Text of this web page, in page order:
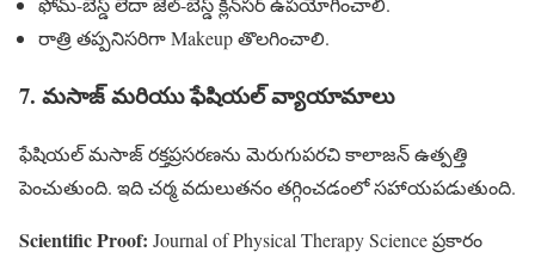
రాత్రి తప్పనిసరిగా Makeup తొలగించాలి.
7. మసాజ్ మరియు ఫేషియల్ వ్యాయామాలు
ఫేషియల్ మసాజ్ రక్తప్రసరణను మెరుగుపరచి కాలాజన్ ఉత్పత్తి
పెంచుతుంది. ఇది చర్మ వదులుతనం తగ్గించడంలో సహాయపడుతుంది.
Scientific Proof: Journal of Physical Therapy Science ప్రకారం